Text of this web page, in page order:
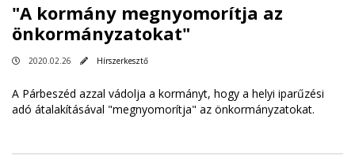
"A kormány megnyomorítja az
önkormányzatokat"
2020.02.26 Hírszerkesztő
A Párbeszéd azzal vádolja a kormányt, hogy a helyi iparűzési
adó átalakításával "megnyomorítja" az önkormányzatokat.